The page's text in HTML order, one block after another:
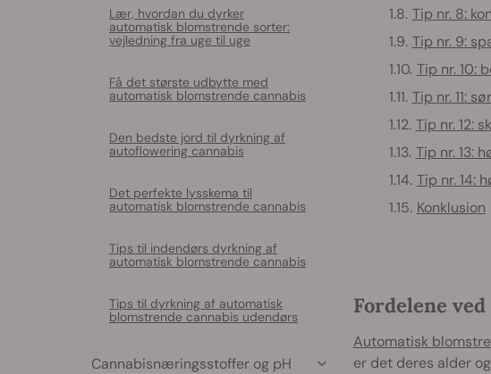
Tip nr. 8:
Tip nr. 9:
Tip nr. 10:
Tip nr. 11:
Tip nr. 12:
Tip nr. 13:
Tip nr. 14:
Konklusion
Fordelene
Automatisk
er det deres alder
Lær, hvordan du dyrker
automatisk blomstrende sorter:
vejledning fra uge til uge
Få det største udbytte med
automatisk blomstrende cannabis
Den bedste jord til dyrkning af
autoflowering cannabis
Det perfekte lysskema til
automatisk blomstrende cannabis
Tips til indendørs dyrkning af
automatisk blomstrende cannabis
Tips til dyrkning af automatisk
blomstrende cannabis udendørs
Cannabisnæringsstoffer og pH